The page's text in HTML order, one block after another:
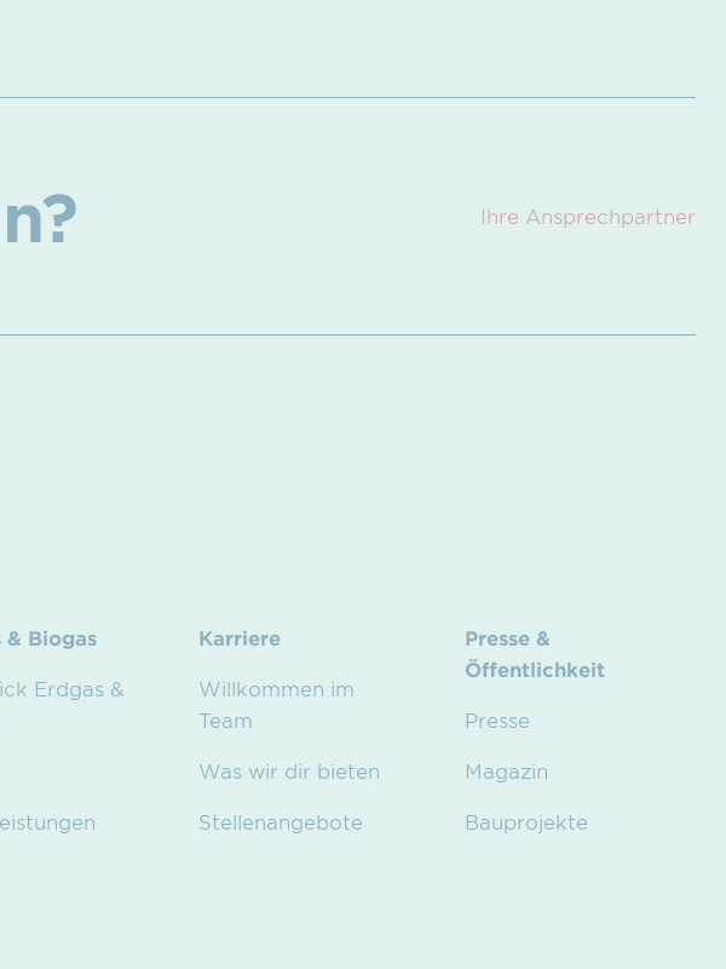
Ihre Ansprech­partner
& Biogas
Erdgas &
Karriere
Willkommen im
Team
Was wir dir bieten
Stellenangebote
Presse &
Öffentlichkeit
Presse
Magazin
Bauprojekte